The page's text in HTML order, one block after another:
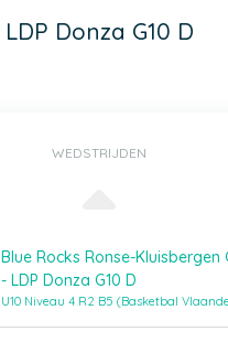
LDP Donza G10 D
WEDSTRIJDEN
Blue Rocks Ronse-Kluisbergen
- LDP Donza G10 D
U10 Niveau 4 R2 B5 (Basketbal